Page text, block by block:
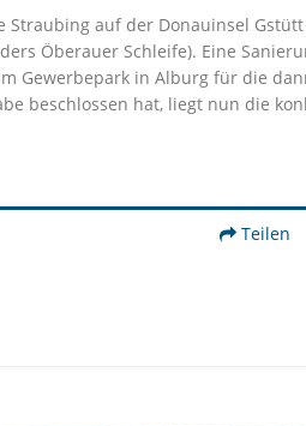
Straubing auf der Donauinsel
Öberauer Schleife). Eine
Gewerbepark in Alburg für die
beschlossen hat, liegt nun die
Teilen